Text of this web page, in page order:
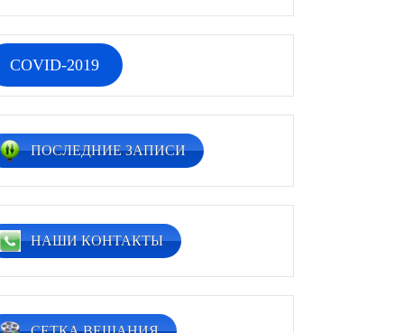
COVID-2019
ПОСЛЕДНИЕ ЗАПИСИ
НАШИ КОНТАКТЫ